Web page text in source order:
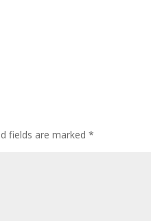
fields are marked*